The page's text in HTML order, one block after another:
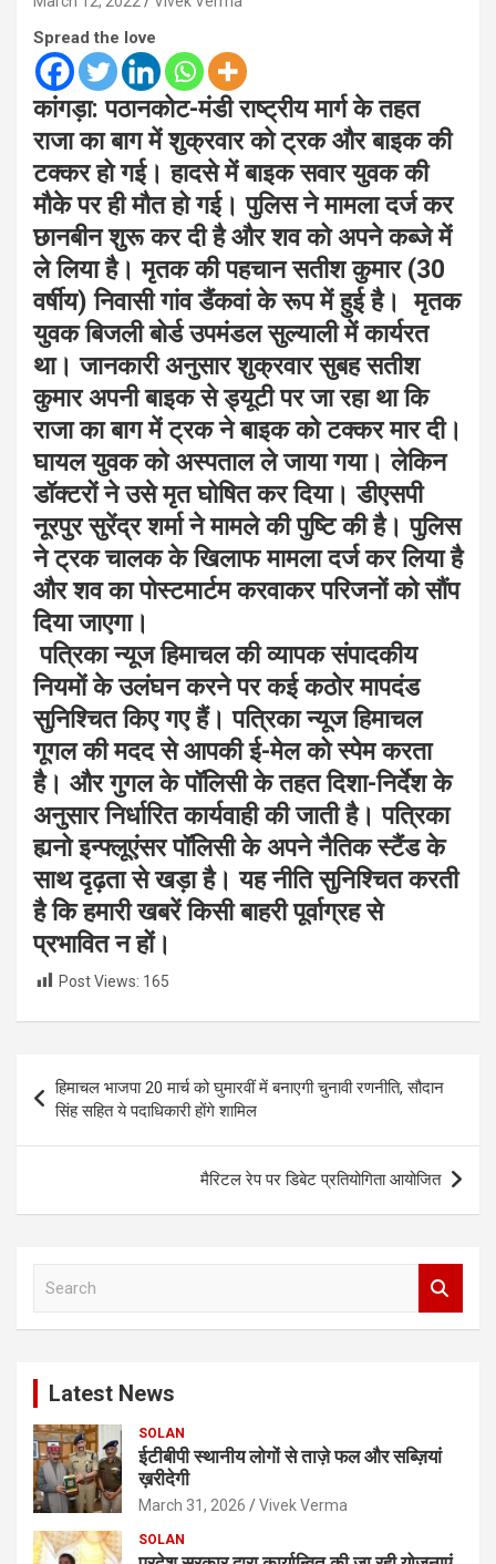
Spread the love
कांगड़ा: पठानकोट-मंडी राष्ट्रीय मार्ग के तहत
राजा का बाग में शुक्रवार को ट्रक और बाइक की
टक्कर हो गई। हादसे में बाइक सवार युवक की
मौके पर ही मौत हो गई। पुलिस ने मामला दर्ज कर
छानबीन शुरू कर दी है और शव को अपने कब्जे में
ले लिया है। मृतक की पहचान सतीश कुमार (30
वर्षीय) निवासी गांव डैंकवां के रूप में हुई है। मृतक
युवक बिजली बोर्ड उपमंडल सुल्याली में कार्यरत
था। जानकारी अनुसार शुक्रवार सुबह सतीश
कुमार अपनी बाइक से ड्यूटी पर जा रहा था कि
राजा का बाग में ट्रक ने बाइक को टक्कर मार दी।
घायल युवक को अस्पताल ले जाया गया। लेकिन
डॉक्टरों ने उसे मृत घोषित कर दिया। डीएसपी
नूरपुर सुरेंद्र शर्मा ने मामले की पुष्टि की है। पुलिस
ने ट्रक चालक के खिलाफ मामला दर्ज कर लिया है
और शव का पोस्टमार्टम करवाकर परिजनों को सौंप
दिया जाएगा।
पत्रिका न्यूज हिमाचल की व्यापक संपादकीय
नियमों के उलंघन करने पर कई कठोर मापदंड
सुनिश्चित किए गए हैं। पत्रिका न्यूज हिमाचल
गूगल की मदद से आपकी ई-मेल को स्पेम करता
है। और गुगल के पॉलिसी के तहत दिशा-निर्देश के
अनुसार निर्धारित कार्यवाही की जाती है। पत्रिका
ह्यनो इन्फ्लूएंसर पॉलिसी के अपने नैतिक स्टैंड के
साथ दृढ़ता से खड़ा है। यह नीति सुनिश्चित करती
है कि हमारी खबरें किसी बाहरी पूर्वाग्रह से
प्रभावित न हों।
Post Views: 165
Post
navigation
हिमाचल भाजपा 20 मार्च को घुमारवीं में बनाएगी चुनावी रणनीति, सौदान
सिंह सहित ये पदाधिकारी होंगे शामिल
मैरिटल रेप पर डिबेट प्रतियोगिता आयोजित
Latest News
SOLAN
ईटीबीपी स्थानीय लोगों से ताज़े फल और सब्ज़ियां
ख़रीदेगी
March 31, 2026 Vivek Verma
SOLAN